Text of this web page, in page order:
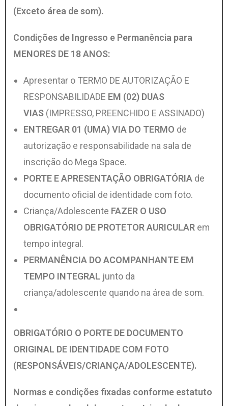
(Exceto área de som).
Condições de Ingresso e Permanência para
MENORES DE 18 ANOS:
Apresentar o TERMO DE AUTORIZAÇÃO E
RESPONSABILIDADE EM (02) DUAS
VIAS (IMPRESSO, PREENCHIDO E ASSINADO)
ENTREGAR 01 (UMA) VIA DO TERMO de
autorização e responsabilidade na sala de
inscrição do Mega Space.
PORTE E APRESENTAÇÃO OBRIGATÓRIA de
documento oficial de identidade com foto.
Criança/Adolescente FAZER O USO
OBRIGATÓRIO DE PROTETOR AURICULAR em
tempo integral.
PERMANÊNCIA DO ACOMPANHANTE EM
TEMPO INTEGRAL junto da
criança/adolescente quando na área de som.
OBRIGATÓRIO O PORTE DE DOCUMENTO
ORIGINAL DE IDENTIDADE COM FOTO
(RESPONSÁVEIS/CRIANÇA/ADOLESCENTE).
Normas e condições fixadas conforme estatuto